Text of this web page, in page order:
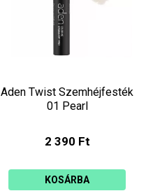
Aden Twist Szemhéjfesték
01 Pearl
2 390 Ft
KOSÁRBA